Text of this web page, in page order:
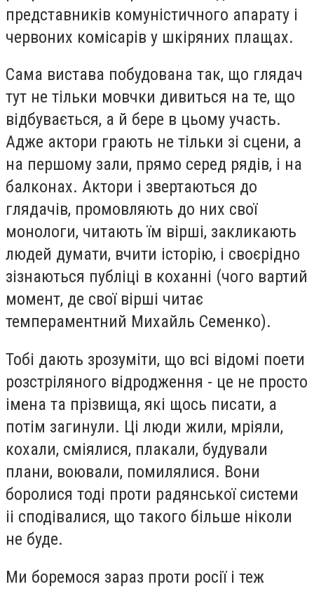
представників комуністичного апарату і
червоних комісарів у шкіряних плащах.
Сама вистава побудована так, що глядач
тут не тільки мовчки дивиться на те, що
відбувається, а й бере в цьому участь.
Адже актори грають не тільки зі сцени, а
на першому зали, прямо серед рядів, і на
балконах. Актори і звертаються до
глядачів, промовляють до них свої
монологи, читають їм вірші, закликають
людей думати, вчити історію, і своєрідно
зізнаються публіці в коханні (чого вартий
момент, де свої вірші читає
темпераментний Михайль Семенко).
Тобі дають зрозуміти, що всі відомі поети
розстріляного відродження - це не просто
імена та прізвища, які щось писати, а
потім загинули. Ці люди жили, мріяли,
кохали, сміялися, плакали, будували
плани, воювали, помилялися. Вони
боролися тоді проти радянської системи
іі сподівалися, що такого більше ніколи
не буде.
Ми боремося зараз проти росії і теж